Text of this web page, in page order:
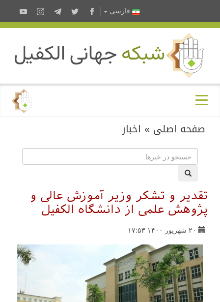
فارسى
صفحه اصلی » اخبار
تقدیر و تشکر وزیر آموزش عالی و
پژوهش علمی از دانشگاه الکفیل
۲۰ شهریور ۱۴۰۰ ۱۷:۵۳